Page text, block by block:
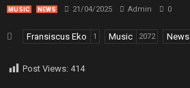
MUSIC NEWS 21/04/2025 Admin 0
Fransiscus Eko 1 Music 2072 News
Post Views: 414